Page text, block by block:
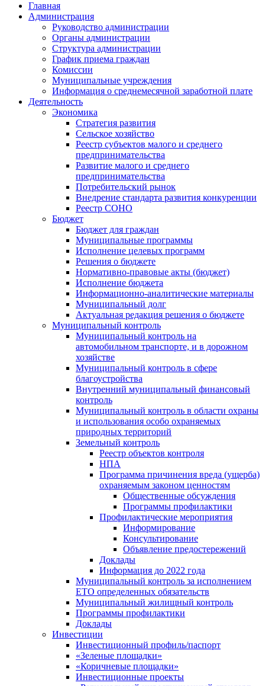
Главная
Администрация
Руководство администрации
Органы администрации
Структура администрации
График приема граждан
Комиссии
Муниципальные учреждения
Информация о среднемесячной заработной плате
Деятельность
Экономика
Стратегия развития
Сельское хозяйство
Реестр субъектов малого и среднего
предпринимательства
Развитие малого и среднего
предпринимательства
Потребительский рынок
Внедрение стандарта развития конкуренции
Реестр СОНО
Бюджет
Бюджет для граждан
Муниципальные программы
Исполнение целевых программ
Решения о бюджете
Нормативно-правовые акты (бюджет)
Исполнение бюджета
Информационно-аналитические материалы
Муниципальный долг
Актуальная редакция решения о бюджете
Муниципальный контроль
Муниципальный контроль на
автомобильном транспорте, и в дорожном
хозяйстве
Муниципальный контроль в сфере
благоустройства
Внутренний муниципальный финансовый
контроль
Муниципальный контроль в области охраны
и использования особо охраняемых
природных территорий
Земельный контроль
Реестр объектов контроля
НПА
Программа причинения вреда (ущерба)
охраняемым законом ценностям
Общественные обсуждения
Программы профилактики
Профилактические мероприятия
Информирование
Консультирование
Объявление предостережений
Доклады
Информация до 2022 года
Муниципальный контроль за исполнением
ЕТО определенных обязательств
Муниципальный жилищный контроль
Программы профилактики
Доклады
Инвестиции
Инвестиционный профиль/паспорт
«Зеленые площадки»
«Коричневые площадки»
Инвестиционные проекты